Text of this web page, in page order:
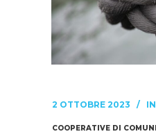
2 OTTOBRE 2023 IN
COOPERATIVE DI